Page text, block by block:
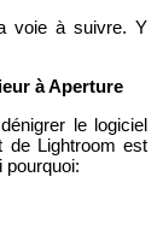
voie à suivre. Y
à Aper­ture
le lo­gi­ciel
de Ligh­troom est
pour­quoi: